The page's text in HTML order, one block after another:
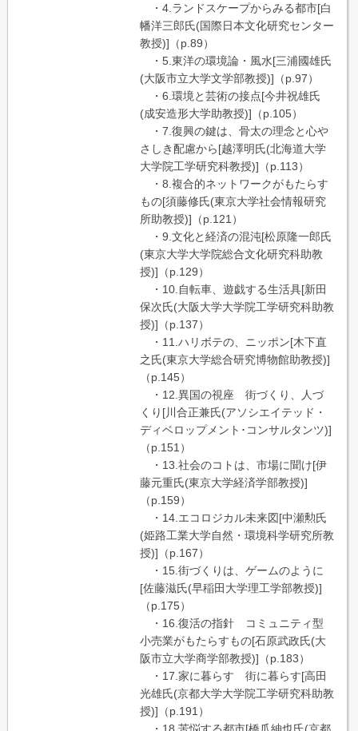
・4.ランドスケープからみる都市[白
幡洋三郎氏(国際日本文化研究センター
教授)]（p.89）
・5.東洋の環境論・風水[三浦國雄氏
(大阪市立大学文学部教授)]（p.97）
・6.環境と芸術の接点[今井祝雄氏
(成安造形大学助教授)]（p.105）
・7.復興の鍵は、骨太の理念と心や
さしき配慮から[越澤明氏(北海道大学
大学院工学研究科教授)]（p.113）
・8.複合的ネットワークがもたらす
もの[須藤修氏(東京大学社会情報研究
所助教授)]（p.121）
・9.文化と経済の混沌[松原隆一郎氏
(東京大学大学院総合文化研究科助教
授)]（p.129）
・10.自転車、遊戯する生活具[新田
保次氏(大阪大学大学院工学研究科助教
授)]（p.137）
・11.ハリボテの、ニッポン[木下直
之氏(東京大学総合研究博物館助教授)]
（p.145）
・12.異国の視座 街づくり、人づ
くり[川合正兼氏(アソシエイテッド・
ディベロップメント･コンサルタンツ)]
（p.151）
・13.社会のコトは、市場に聞け[伊
藤元重氏(東京大学経済学部教授)]
（p.159）
・14.エコロジカル未来図[中瀬勲氏
(姫路工業大学自然・環境科学研究所教
授)]（p.167）
・15.街づくりは、ゲームのように
[佐藤滋氏(早稲田大学理工学部教授)]
（p.175）
・16.復活の指針 コミュニティ型
小売業がもたらすもの[石原武政氏(大
阪市立大学商学部教授)]（p.183）
・17.家に暮らす 街に暮らす[高田
光雄氏(京都大学大学院工学研究科助教
授)]（p.191）
・18.苦悩する都市[橋爪紳也氏(京都